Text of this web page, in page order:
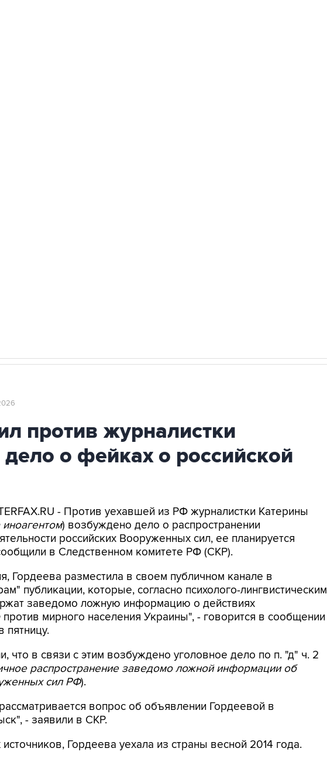
против журналистки
о фейках о российской
- Против уехавшей из РФ журналистки Катерины
) возбуждено дело о распространении
российских Вооруженных сил, ее планируется
в Следственном комитете РФ (СКР).
Гордеева разместила в своем публичном канале в
публикации, которые, согласно психолого-лингвистическим
заведомо ложную информацию о действиях
мирного населения Украины", - говорится в сообщении
пятницу.
что в связи с этим возбуждено уголовное дело по п. "д" ч. 2
распространение заведомо ложной информации об
сил РФ).
вопрос об объявлении Гордеевой в
- заявили в СКР.
Гордеева уехала из страны весной 2014 года.